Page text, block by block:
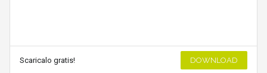
Scaricalo gratis! DOWNLOAD